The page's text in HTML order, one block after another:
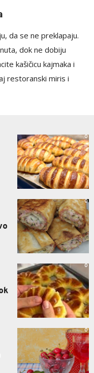
da se ne preklapaju.
dok ne dobiju
kašičicu kajmaka i
restoranski miris i
0
0
0
0